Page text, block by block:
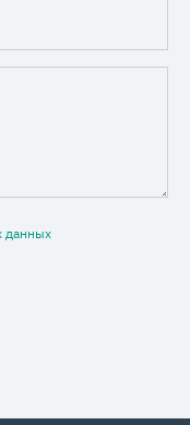
данных